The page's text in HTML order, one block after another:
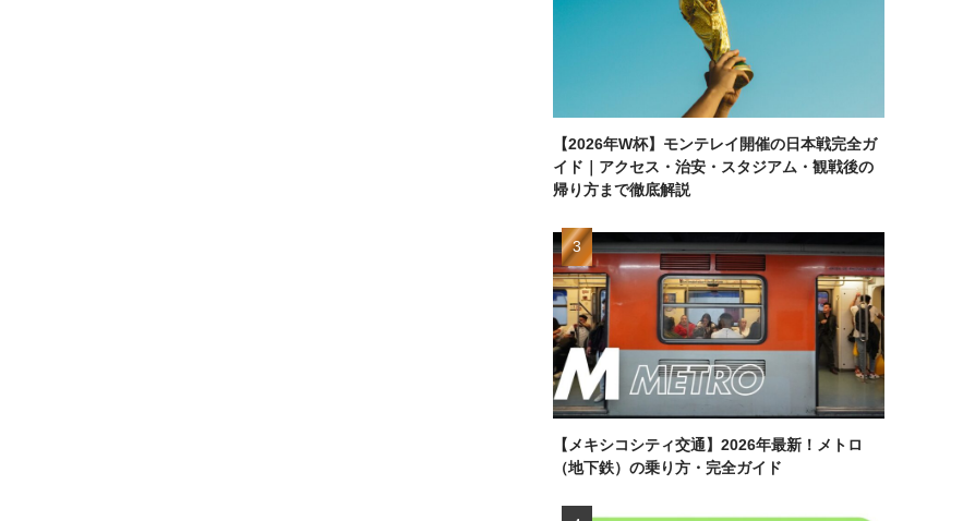
【2026年W杯】モンテレイ開催の日本戦完全ガ
イド｜アクセス・治安・スタジアム・観戦後の
帰り方まで徹底解説
【メキシコシティ交通】2026年最新！メトロ
（地下鉄）の乗り方・完全ガイド